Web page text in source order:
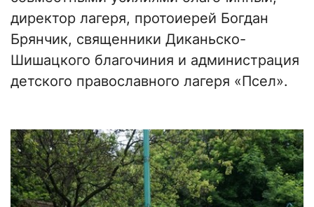
директор лагеря, протоиерей Богдан
Брянчик, священники Диканьско-
Шишацкого благочиния и администрация
детского православного лагеря «Псел».